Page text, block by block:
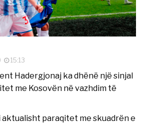
15:13
Hadergjonaj ka dhënë një sinjal
me Kosovën në vazhdim të
aktualisht paraqitet me skuadrën e